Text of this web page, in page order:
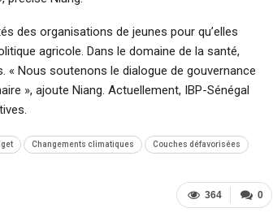
des organisations de jeunes pour qu’elles
agricole. Dans le domaine de la santé,
« Nous soutenons le dialogue de gouvernance
», ajoute Niang. Actuellement, IBP-Sénégal
Changements climatiques Couches défavorisées
0
364